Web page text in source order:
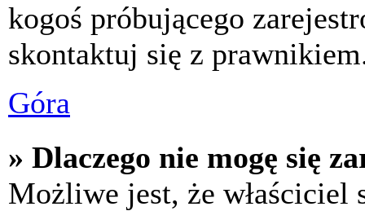
kogoś próbującego
skontaktuj się z
Góra
» Dlaczego nie mogę się
Możliwe jest, że właściciel